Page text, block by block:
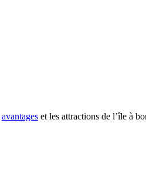
avantageset les attractions de l’île à